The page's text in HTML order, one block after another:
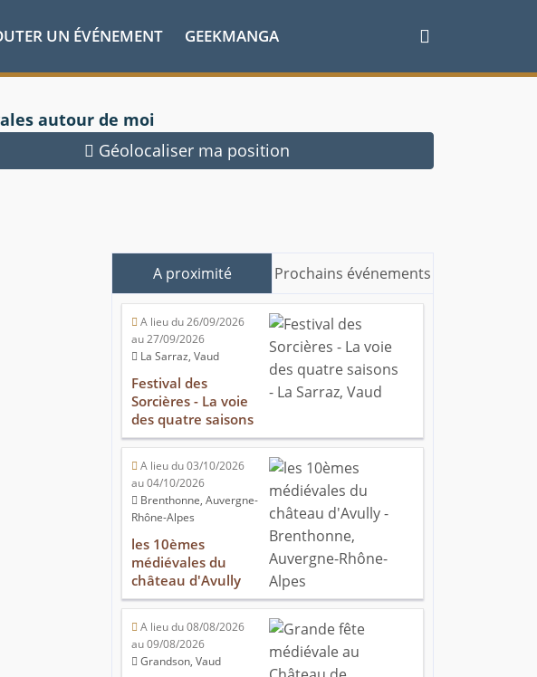
UN ÉVÉNEMENT GEEKMANGA
autour de moi
Géolocaliser ma position
A proximité Prochains événements
A lieu du 26/09/2026
au 27/09/2026
La Sarraz, Vaud
Festival des
Sorcières - La voie
des quatre saisons
A lieu du 03/10/2026
au 04/10/2026
Brenthonne, Auvergne-
Rhône-Alpes
les 10èmes
médiévales du
château d'Avully
A lieu du 08/08/2026
au 09/08/2026
Grandson, Vaud